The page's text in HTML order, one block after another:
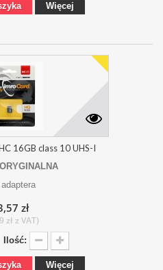
Więcej
16GB class 10 UHS-I
zł
zł z VAT)
Ilość:
Więcej